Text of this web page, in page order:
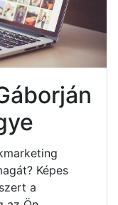
Képes
a